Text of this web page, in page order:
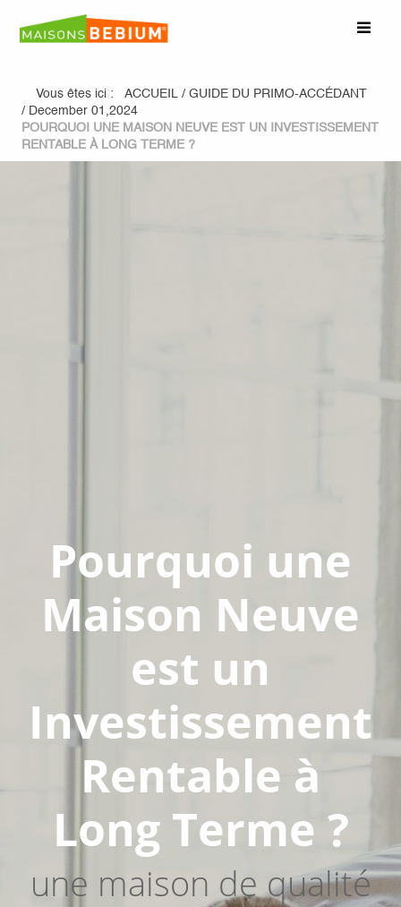
Vous êtes ici : ACCUEIL / GUIDE DU PRIMO-ACCÉDANT
/ December 01,2024
POURQUOI UNE MAISON NEUVE EST UN INVESTISSEMENT
RENTABLE À LONG TERME ?
Pourquoi une
Maison Neuve
est un
Investissement
Rentable à
Long Terme ?
une maison de qualité